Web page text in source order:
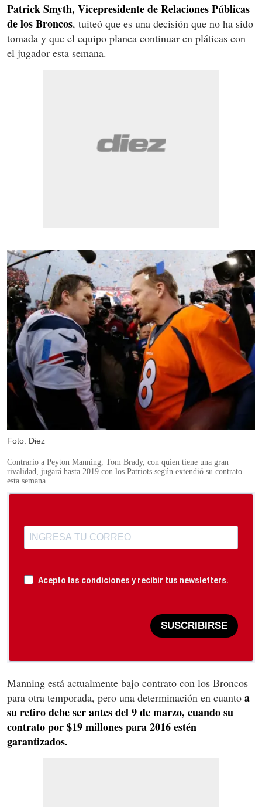
Patrick Smyth, Vicepresidente de Relaciones Públicas
de los Broncos, tuiteó que es una decisión que no ha sido
tomada y que el equipo planea continuar en pláticas con
el jugador esta semana.
Foto: Diez
Contrario a Peyton Manning, Tom Brady, con quien tiene una gran
rivalidad, jugará hasta 2019 con los Patriots según extendió su contrato
esta semana.
Acepto las condiciones y recibir tus newsletters.
SUSCRIBIRSE
Manning está actualmente bajo contrato con los Broncos
para otra temporada, pero una determinación en cuanto a
su retiro debe ser antes del 9 de marzo, cuando su
contrato por $19 millones para 2016 estén
garantizados.